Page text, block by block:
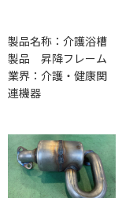
製品名称：介護浴槽
製品 昇降フレーム
業界：介護・健康関
連機器